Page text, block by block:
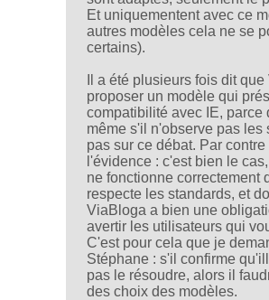
Et uniquementent avec ce
autres modèles cela ne se
certains).
Il a été plusieurs fois dit
proposer un modèle qui
compatibilité avec IE,
même s'il n'observe pas
pas sur ce débat. Par
l'évidence : c'est bien le
ne fonctionne correctement
respecte les standards, et
ViaBloga a bien une
avertir les utilisateurs qui
C'est pour cela que je
Stéphane : s'il confirme
pas le résoudre, alors il
des choix des modèles.